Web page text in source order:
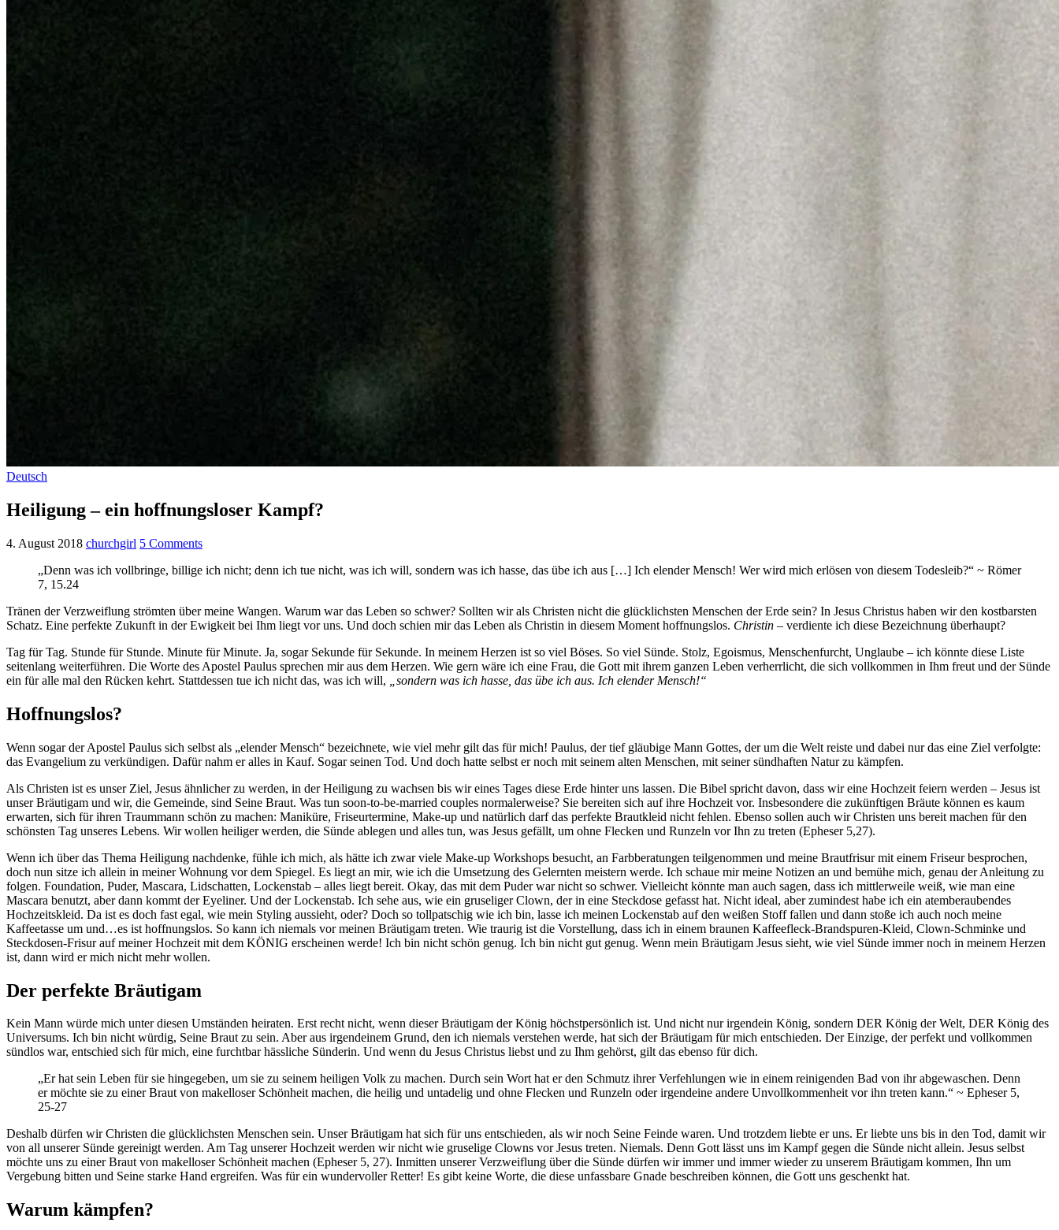
Deutsch
Heiligung – ein hoffnungsloser Kampf?
4. August 2018 churchgirl 5 Comments
„Denn was ich vollbringe, billige ich nicht; denn ich tue nicht, was ich will, sondern was ich hasse, das übe ich aus […] Ich elender Mensch! Wer wird mich erlösen von diesem Todesleib?“ ~ Römer
7, 15.24
Tränen der Verzweiflung strömten über meine Wangen. Warum war das Leben so schwer? Sollten wir als Christen nicht die glücklichsten Menschen der Erde sein? In Jesus Christus haben wir den kostbarsten
Schatz. Eine perfekte Zukunft in der Ewigkeit bei Ihm liegt vor uns. Und doch schien mir das Leben als Christin in diesem Moment hoffnungslos. Christin – verdiente ich diese Bezeichnung überhaupt?
Tag für Tag. Stunde für Stunde. Minute für Minute. Ja, sogar Sekunde für Sekunde. In meinem Herzen ist so viel Böses. So viel Sünde. Stolz, Egoismus, Menschenfurcht, Unglaube – ich könnte diese Liste
seitenlang weiterführen. Die Worte des Apostel Paulus sprechen mir aus dem Herzen. Wie gern wäre ich eine Frau, die Gott mit ihrem ganzen Leben verherrlicht, die sich vollkommen in Ihm freut und der Sünde
ein für alle mal den Rücken kehrt. Stattdessen tue ich nicht das, was ich will,
„sondern was ich hasse, das übe ich aus. Ich elender Mensch!“
Hoffnungslos?
Wenn sogar der Apostel Paulus sich selbst als „elender Mensch“ bezeichnete, wie viel mehr gilt das für mich! Paulus, der tief gläubige Mann Gottes, der um die Welt reiste und dabei nur das eine Ziel verfolgte:
das Evangelium zu verkündigen. Dafür nahm er alles in Kauf. Sogar seinen Tod. Und doch hatte selbst er noch mit seinem alten Menschen, mit seiner sündhaften Natur zu kämpfen.
Als Christen ist es unser Ziel, Jesus ähnlicher zu werden, in der Heiligung zu wachsen bis wir eines Tages diese Erde hinter uns lassen. Die Bibel spricht davon, dass wir eine Hochzeit feiern werden – Jesus ist
unser Bräutigam und wir, die Gemeinde, sind Seine Braut. Was tun soon-to-be-married couples normalerweise? Sie bereiten sich auf ihre Hochzeit vor. Insbesondere die zukünftigen Bräute können es kaum
erwarten, sich für ihren Traummann schön zu machen: Maniküre, Friseurtermine, Make-up und natürlich darf das perfekte Brautkleid nicht fehlen. Ebenso sollen auch wir Christen uns bereit machen für den
schönsten Tag unseres Lebens. Wir wollen heiliger werden, die Sünde ablegen und alles tun, was Jesus gefällt, um ohne Flecken und Runzeln vor Ihn zu treten (Epheser 5,27).
Wenn ich über das Thema Heiligung nachdenke, fühle ich mich, als hätte ich zwar viele Make-up Workshops besucht, an Farbberatungen teilgenommen und meine Brautfrisur mit einem Friseur besprochen,
doch nun sitze ich allein in meiner Wohnung vor dem Spiegel. Es liegt an mir, wie ich die Umsetzung des Gelernten meistern werde. Ich schaue mir meine Notizen an und bemühe mich, genau der Anleitung zu
folgen. Foundation, Puder, Mascara, Lidschatten, Lockenstab – alles liegt bereit. Okay, das mit dem Puder war nicht so schwer. Vielleicht könnte man auch sagen, dass ich mittlerweile weiß, wie man eine
Mascara benutzt, aber dann kommt der Eyeliner. Und der Lockenstab. Ich sehe aus, wie ein gruseliger Clown, der in eine Steckdose gefasst hat. Nicht ideal, aber zumindest habe ich ein atemberaubendes
Hochzeitskleid. Da ist es doch fast egal, wie mein Styling aussieht, oder? Doch so tollpatschig wie ich bin, lasse ich meinen Lockenstab auf den weißen Stoff fallen und dann stoße ich auch noch meine
Kaffeetasse um und…es ist hoffnungslos. So kann ich niemals vor meinen Bräutigam treten. Wie traurig ist die Vorstellung, dass ich in einem braunen Kaffeefleck-Brandspuren-Kleid, Clown-Schminke und
Steckdosen-Frisur auf meiner Hochzeit mit dem KÖNIG erscheinen werde! Ich bin nicht schön genug. Ich bin nicht gut genug. Wenn mein Bräutigam Jesus sieht, wie viel Sünde immer noch in meinem Herzen
ist, dann wird er mich nicht mehr wollen.
Der perfekte Bräutigam
Kein Mann würde mich unter diesen Umständen heiraten. Erst recht nicht, wenn dieser Bräutigam der König höchstpersönlich ist. Und nicht nur irgendein König, sondern DER König der Welt, DER König des
Universums. Ich bin nicht würdig, Seine Braut zu sein. Aber aus irgendeinem Grund, den ich niemals verstehen werde, hat sich der Bräutigam für mich entschieden. Der Einzige, der perfekt und vollkommen
sündlos war, entschied sich für mich, eine furchtbar hässliche Sünderin. Und wenn du Jesus Christus liebst und zu Ihm gehörst, gilt das ebenso für dich.
„Er hat sein Leben für sie hingegeben, um sie zu seinem heiligen Volk zu machen. Durch sein Wort hat er den Schmutz ihrer Verfehlungen wie in einem reinigenden Bad von ihr abgewaschen. Denn
er möchte sie zu einer Braut von makelloser Schönheit machen, die heilig und untadelig und ohne Flecken und Runzeln oder irgendeine andere Unvollkommenheit vor ihn treten kann.“ ~ Epheser 5,
25-27
Deshalb dürfen wir Christen die glücklichsten Menschen sein. Unser Bräutigam hat sich für uns entschieden, als wir noch Seine Feinde waren. Und trotzdem liebte er uns. Er liebte uns bis in den Tod, damit wir
von all unserer Sünde gereinigt werden. Am Tag unserer Hochzeit werden wir nicht wie gruselige Clowns vor Jesus treten. Niemals. Denn Gott lässt uns im Kampf gegen die Sünde nicht allein. Jesus selbst
möchte uns zu einer Braut von makelloser Schönheit machen (Epheser 5, 27). Inmitten unserer Verzweiflung über die Sünde dürfen wir immer und immer wieder zu unserem Bräutigam kommen, Ihn um
Vergebung bitten und Seine starke Hand ergreifen. Was für ein wundervoller Retter! Es gibt keine Worte, die diese unfassbare Gnade beschreiben können, die Gott uns geschenkt hat.
Warum kämpfen?